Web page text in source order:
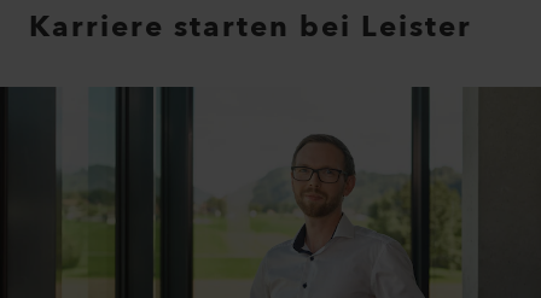
Karriere starten bei Leister